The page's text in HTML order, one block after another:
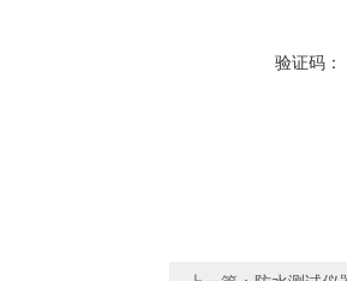
验证码：